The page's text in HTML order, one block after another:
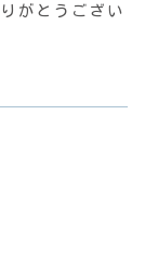
がとうござい